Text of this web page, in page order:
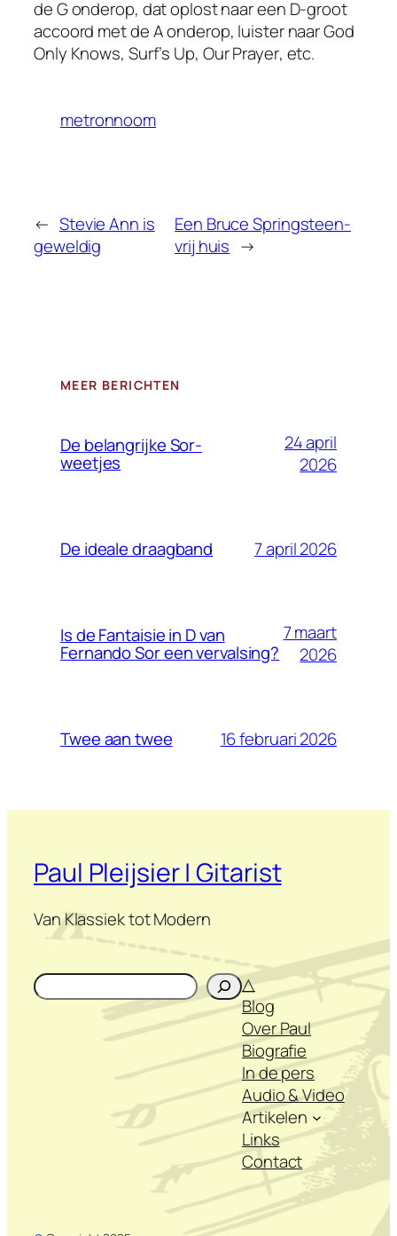
de G onderop, dat oplost naar een D-groot
accoord met de A onderop, luister naarGod
Only Knows, Surf’s Up, Our Prayer, etc.
metronnoom
← Stevie Ann is
geweldig
Een Bruce Springsteen-
vrij huis →
MEER BERICHTEN
De belangrijke Sor-
weetjes
24 april
2026
De ideale draagband 7 april 2026
Is de Fantaisie in D van
Fernando Sor een vervalsing?
7 maart
2026
Twee aan twee 16 februari 2026
Paul Pleijsier | Gitarist
Van Klassiek tot Modern
Zoeken
△
Blog
Over Paul
Biografie
In de pers
Audio & Video
Artikelen
Links
Contact